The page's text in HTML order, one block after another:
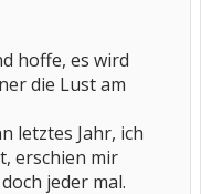
hoffe, es wird
die Lust am
letztes Jahr, ich
erschien mir
jeder mal.